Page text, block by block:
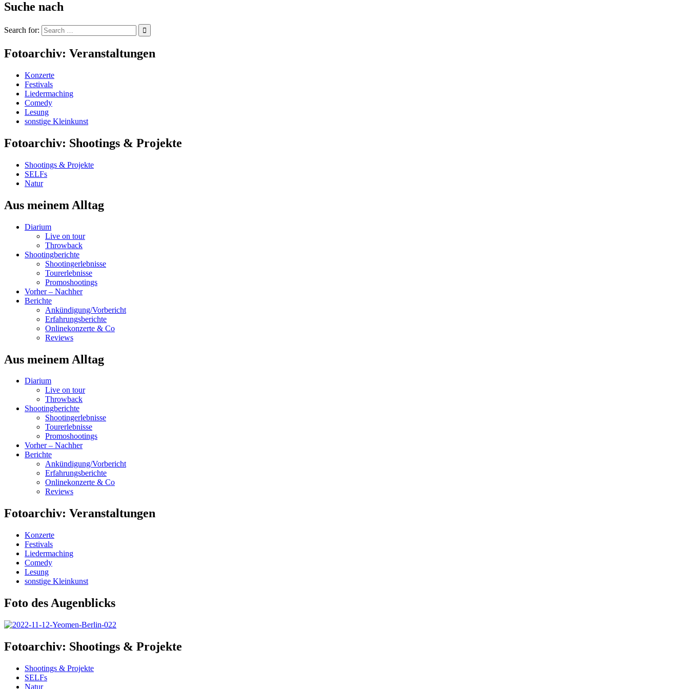
Suche nach
Search for:
Fotoarchiv: Veranstaltungen
Konzerte
Festivals
Liedermaching
Comedy
Lesung
sonstige Kleinkunst
Fotoarchiv: Shootings & Projekte
Shootings & Projekte
SELFs
Natur
Aus meinem Alltag
Diarium
Live on tour
Throwback
Shootingberichte
Shootingerlebnisse
Tourerlebnisse
Promoshootings
Vorher – Nachher
Berichte
Ankündigung/Vorbericht
Erfahrungsberichte
Onlinekonzerte & Co
Reviews
Aus meinem Alltag
Diarium
Live on tour
Throwback
Shootingberichte
Shootingerlebnisse
Tourerlebnisse
Promoshootings
Vorher – Nachher
Berichte
Ankündigung/Vorbericht
Erfahrungsberichte
Onlinekonzerte & Co
Reviews
Fotoarchiv: Veranstaltungen
Konzerte
Festivals
Liedermaching
Comedy
Lesung
sonstige Kleinkunst
Foto des Augenblicks
Fotoarchiv: Shootings & Projekte
Shootings & Projekte
SELFs
Natur